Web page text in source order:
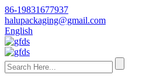
86-19831677937
halupackaging@gmail.com
English